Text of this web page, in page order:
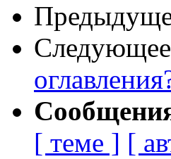
[ теме ] [